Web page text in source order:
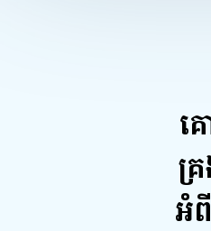
គ
គ្
អំ